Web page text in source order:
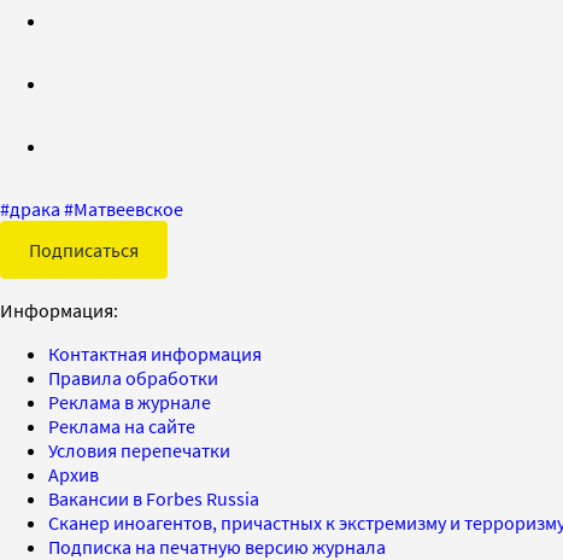
#драка #Матвеевское
Подписаться
Информация:
Контактная информация
Правила обработки
Реклама в журнале
Реклама на сайте
Условия перепечатки
Архив
Вакансии в Forbes Russia
Сканер иноагентов, причастных к экстремизму и
Подписка на печатную версию журнала